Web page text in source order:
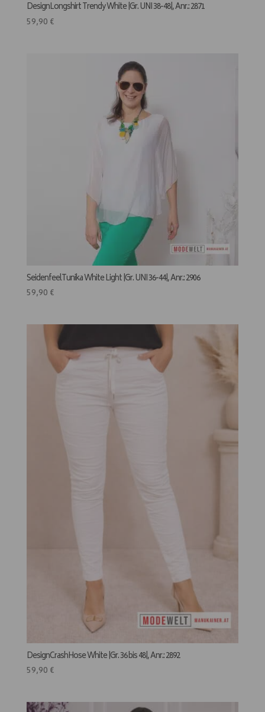
DesignLongshirt Trendy White |Gr. UNI 38-48|, Anr.: 2871
59,90 €
SeidenfeelTunika White Light |Gr. UNI 36-44|, Anr.: 2906
59,90 €
DesignCrashHose White |Gr. 36 bis 48|, Anr.: 2892
59,90 €